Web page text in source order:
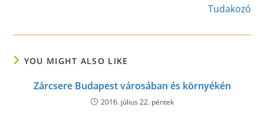
Tudakozó
YOU MIGHT ALSO LIKE
Zárcsere Budapest városában és környékén
2016. július 22. péntek